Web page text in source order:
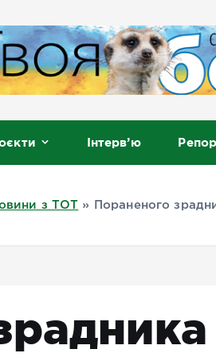
Інтерв’ю
з ТОТ » Пораненого